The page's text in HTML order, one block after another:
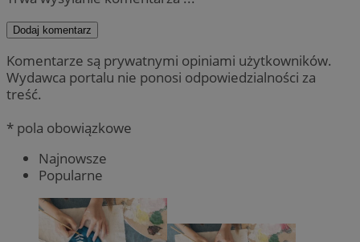
Dodaj komentarz
Komentarze są prywatnymi opiniami użytkowników.
Wydawca portalu nie ponosi odpowiedzialności za
treść.
* pola obowiązkowe
Najnowsze
Popularne